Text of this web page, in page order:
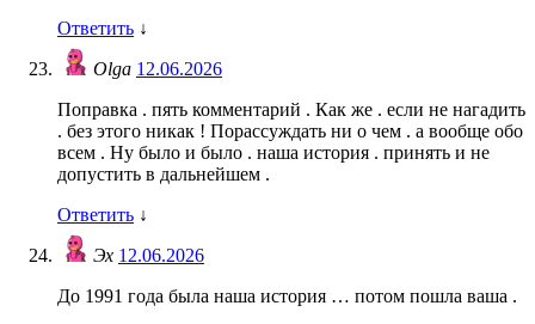
Ответить ↓
Olga 12.06.2026
Поправка . пять комментарий . Как же . если не нагадить
. без этого никак ! Порассуждать ни о чем . а вообще обо
всем . Ну было и было . наша история . принять и не
допустить в дальнейшем .
Ответить ↓
Эх 12.06.2026
До 1991 года была наша история … потом пошла ваша .